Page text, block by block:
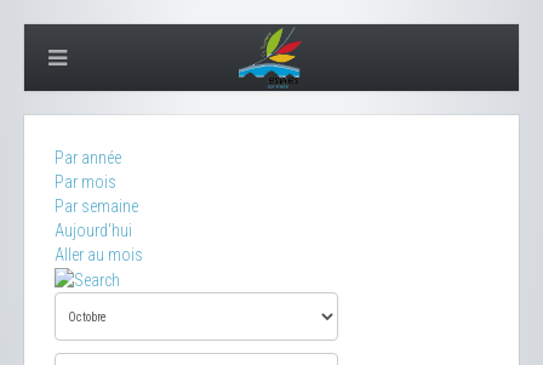
Par année
Par mois
Par semaine
Aujourd'hui
Aller au mois